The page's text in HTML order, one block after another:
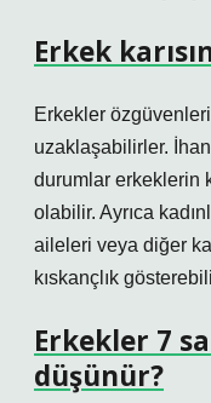
Erkek
Erkekler
uzaklaşabilirler.
durumlar erkeklerin
olabilir. Ayrıca
aileleri veya diğer
kıskançlık
Erkekler 7
düşünür?